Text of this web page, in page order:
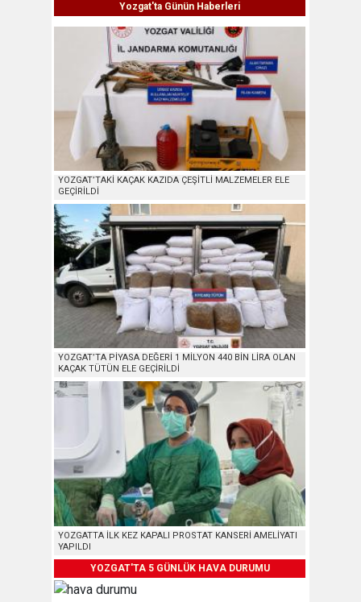
Yozgat'ta Günün Haberleri
YOZGAT’TAKİ KAÇAK KAZIDA ÇEŞİTLİ MALZEMELER ELE
GEÇİRİLDİ
YOZGAT’TA PİYASA DEĞERİ 1 MİLYON 440 BİN LİRA OLAN
KAÇAK TÜTÜN ELE GEÇİRİLDİ
YOZGATTA İLK KEZ KAPALI PROSTAT KANSERİ AMELİYATI
YAPILDI
YOZGAT'TA 5 GÜNLÜK HAVA DURUMU